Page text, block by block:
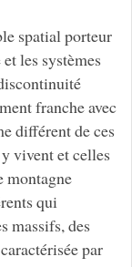
spatial porteur
les systèmes
franche avec
différent de ces
vivent et celles
montagne
qui
massifs, des
par